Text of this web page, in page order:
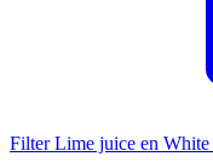
Filter Lime juice en